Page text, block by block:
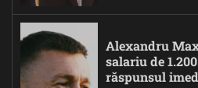
Alexandru
salariu de
răspunsul